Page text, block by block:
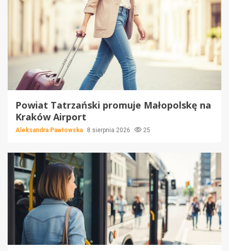
Powiat Tatrzański promuje Małopolskę na
Kraków Airport
Aleksandra Pawłowska 8 sierpnia 2026 25